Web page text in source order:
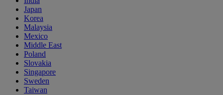
Japan
Korea
Malaysia
Mexico
Middle East
Poland
Slovakia
Singapore
Sweden
Taiwan